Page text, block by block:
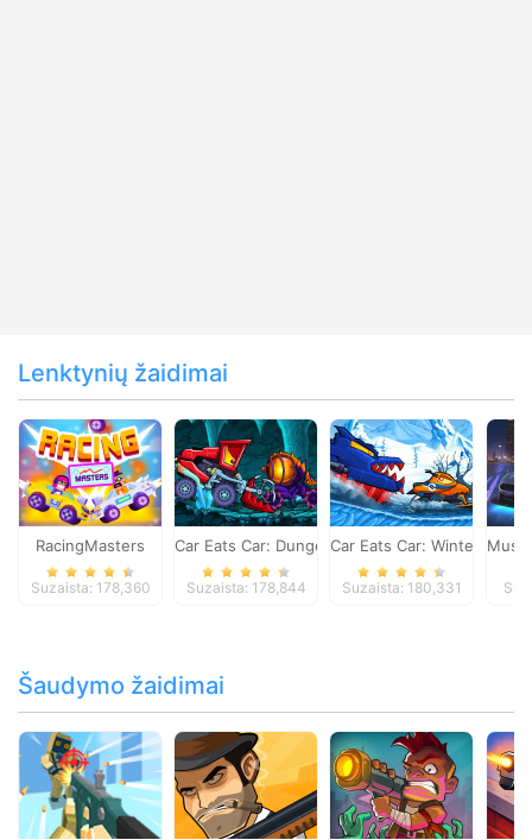
Lenktynių žaidimai
RacingMasters
Suzaista: 178,360
Car Eats Car: Dungeon Adventure
Suzaista: 178,844
Car Eats Car: Winter
Suzaista: 180,331
Šaudymo žaidimai